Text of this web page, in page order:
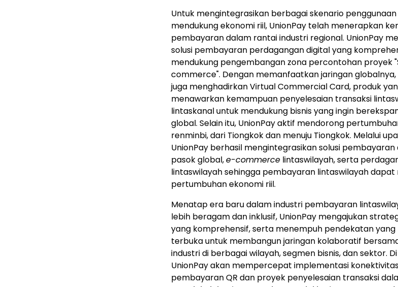
Untuk mengintegrasikan berbagai skenario
mendukung ekonomi riil, UnionPay telah menerapkan
pembayaran dalam rantai industri regional. UnionPay
solusi pembayaran perdagangan digital yang
mendukung pengembangan zona percontohan proyek
commerce". Dengan memanfaatkan jaringan globalnya,
juga menghadirkan Virtual Commercial Card, produk
menawarkan kemampuan penyelesaian transaksi
lintaskanal untuk mendukung bisnis yang ingin
global. Selain itu, UnionPay aktif mendorong
renminbi, dari Tiongkok dan menuju Tiongkok. Melalui
UnionPay berhasil mengintegrasikan solusi
pasok global,e-commerce lintaswilayah, serta
lintaswilayah sehingga pembayaran lintaswilayah
pertumbuhan ekonomi riil.
Menatap era baru dalam industri pembayaran
lebih beragam dan inklusif, UnionPay mengajukan
yang komprehensif, serta menempuh pendekatan yang
terbuka untuk membangun jaringan kolaboratif
industri di berbagai wilayah, segmen bisnis, dan sektor. Di
UnionPay akan mempercepat implementasi
pembayaran QR dan proyek penyelesaian transaksi